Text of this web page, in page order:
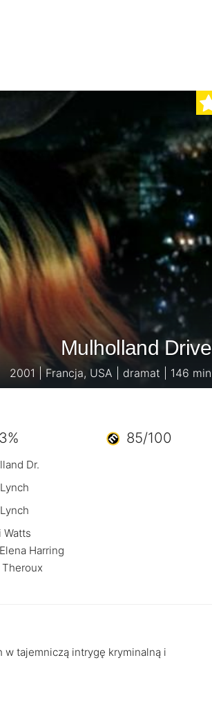
Mulholland Drive
2001 | Francja, USA | dramat | 146 min
85/100
Dr.
Watts
Harring
tajemniczą intrygę kryminalną i